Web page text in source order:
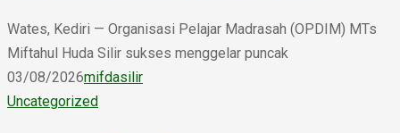
Wates, Kediri — Organisasi Pelajar Madrasah (OPDIM) MTs
Miftahul Huda Silir sukses menggelar puncak
03/08/2026mifdasilir
Uncategorized